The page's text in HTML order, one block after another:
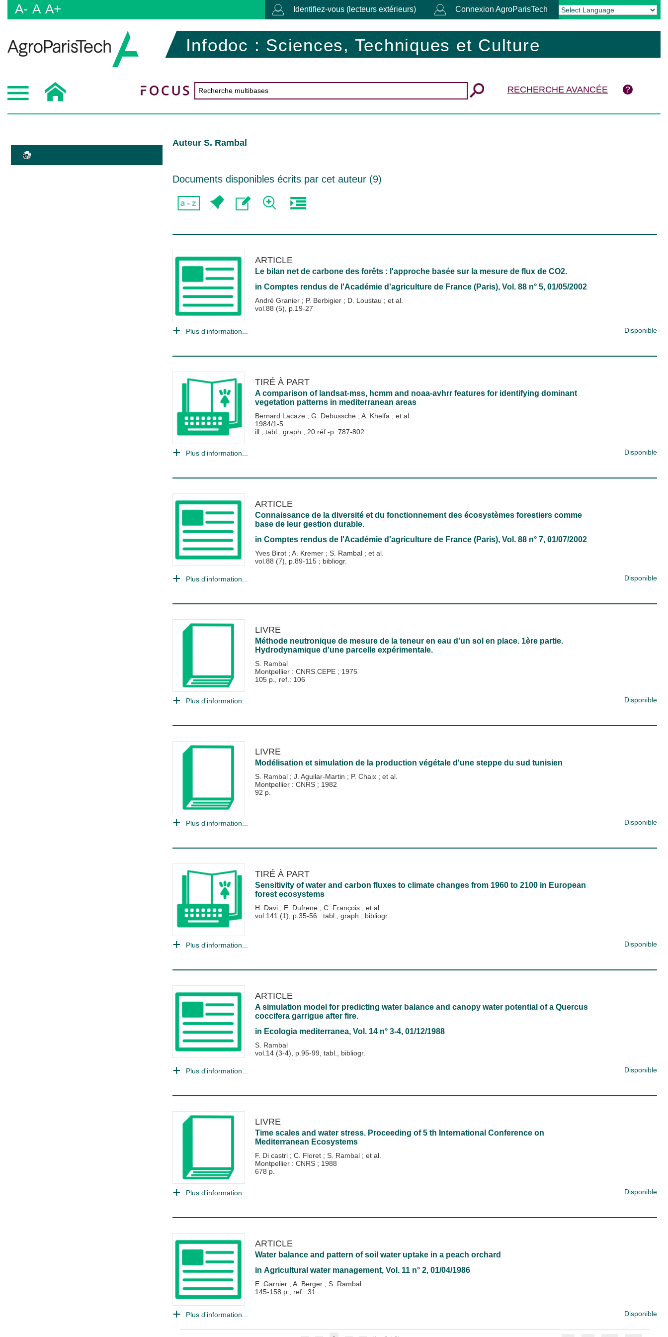
A- A A+ Identifiez-vous (lecteurs extérieurs) Connexion AgroParisTech
Powered by Translate
Infodoc : Sciences, Techniques et Culture
RECHERCHE AVANCÉE
Auteur S. Rambal
Documents disponibles écrits par cet auteur (9)
ARTICLE
Le bilan net de carbone des forêts : l'approche basée sur la mesure de flux de CO2.
in Comptes rendus de l'Académie d'agriculture de France (Paris), Vol. 88 n° 5, 01/05/2002
André Granier ; P. Berbigier ; D. Loustau ; et al.
vol.88 (5), p.19-27
Plus d'information... Disponible
TIRÉ À PART
A comparison of landsat-mss, hcmm and noaa-avhrr features for identifying dominant
vegetation patterns in mediterranean areas
Bernard Lacaze ; G. Debussche ; A. Khelfa ; et al.
1984/1-5
ill., tabl., graph., 20 réf.-p. 787-802
Plus d'information... Disponible
ARTICLE
Connaissance de la diversité et du fonctionnement des écosystèmes forestiers comme
base de leur gestion durable.
in Comptes rendus de l'Académie d'agriculture de France (Paris), Vol. 88 n° 7, 01/07/2002
Yves Birot ; A. Kremer ; S. Rambal ; et al.
vol.88 (7), p.89-115 ; bibliogr.
Plus d'information... Disponible
LIVRE
Méthode neutronique de mesure de la teneur en eau d'un sol en place. 1ère partie.
Hydrodynamique d'une parcelle expérimentale.
S. Rambal
Montpellier : CNRS.CEPE ; 1975
105 p., ref.: 106
Plus d'information... Disponible
LIVRE
Modélisation et simulation de la production végétale d'une steppe du sud tunisien
S. Rambal ; J. Aguilar-Martin ; P. Chaix ; et al.
Montpellier : CNRS ; 1982
92 p.
Plus d'information... Disponible
TIRÉ À PART
Sensitivity of water and carbon fluxes to climate changes from 1960 to 2100 in European
forest ecosystems
H. Davi ; E. Dufrene ; C. François ; et al.
vol.141 (1), p.35-56 : tabl., graph., bibliogr.
Plus d'information... Disponible
ARTICLE
A simulation model for predicting water balance and canopy water potential of a Quercus
coccifera garrigue after fire.
in Ecologia mediterranea, Vol. 14 n° 3-4, 01/12/1988
S. Rambal
vol.14 (3-4), p.95-99, tabl., bibliogr.
Plus d'information... Disponible
LIVRE
Time scales and water stress. Proceeding of 5 th International Conference on
Mediterranean Ecosystems
F. Di castri ; C. Floret ; S. Rambal ; et al.
Montpellier : CNRS ; 1988
678 p.
Plus d'information... Disponible
ARTICLE
Water balance and pattern of soil water uptake in a peach orchard
in Agricultural water management, Vol. 11 n° 2, 01/04/1986
E. Garnier ; A. Berger ; S. Rambal
145-158 p., ref.: 31
Plus d'information... Disponible